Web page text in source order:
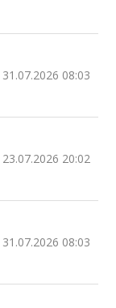
31.07.2026 08:03
23.07.2026 20:02
31.07.2026 08:03